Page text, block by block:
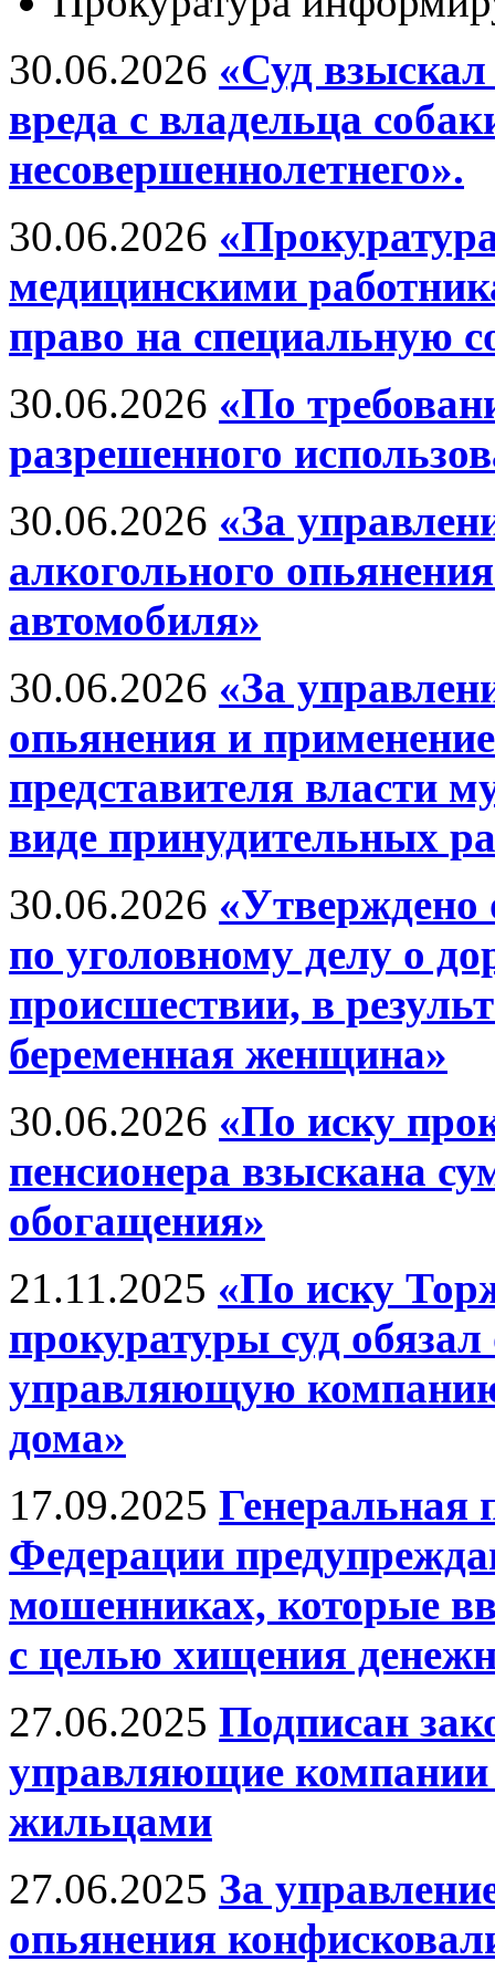
30.06.2026 «Суд
вреда с владельца
несовершеннолетнего».
30.06.2026
медицинскими
право на специальную
30.06.2026 «По
разрешенного
30.06.2026 «За
алкогольного
автомобиля»
30.06.2026 «За
опьянения и
представителя власти
виде принудительных
30.06.2026 «Утверждено
по уголовному делу о
происшествии, в
беременная женщина»
30.06.2026 «По иску
пенсионера взыскана
обогащения»
21.11.2025 «По иску
прокуратуры суд
управляющую
дома»
17.09.2025 Генеральная
Федерации
мошенниках, которые
с целью хищения
27.06.2025 Подписан
управляющие компании
жильцами
27.06.2025 За
опьянения